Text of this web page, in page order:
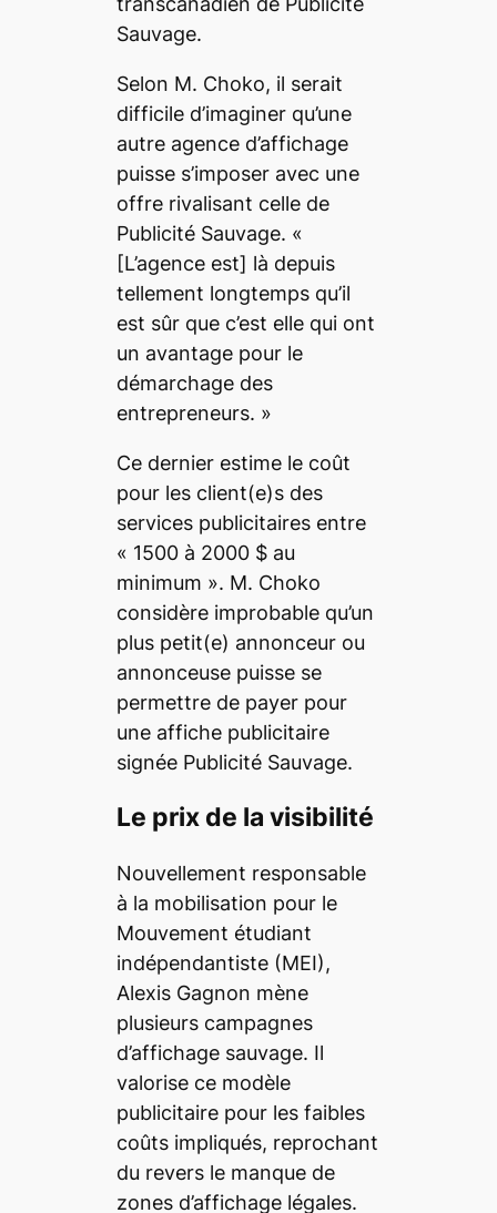
Sauvage.
Selon M. Choko, il serait
difficile d’imaginer qu’une
autre agence d’affichage
puisse s’imposer avec une
offre rivalisant celle de
Publicité Sauvage. «
[L’agence est] là depuis
tellement longtemps qu’il
est sûr que c’est elle qui ont
un avantage pour le
démarchage des
entrepreneurs. »
Ce dernier estime le coût
pour les client(e)s des
services publicitaires entre
« 1500 à 2000 $ au
minimum ». M. Choko
considère improbable qu’un
plus petit(e) annonceur ou
annonceuse puisse se
permettre de payer pour
une affiche publicitaire
signée Publicité Sauvage.
Le prix de la visibilité
Nouvellement responsable
à la mobilisation pour le
Mouvement étudiant
indépendantiste (MEI),
Alexis Gagnon mène
plusieurs campagnes
d’affichage sauvage. Il
valorise ce modèle
publicitaire pour les faibles
coûts impliqués, reprochant
du revers le manque de
zones d’affichage légales.